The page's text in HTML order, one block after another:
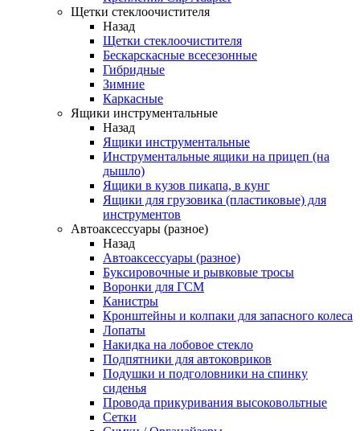
Щетки стеклоочистителя
Назад
Щетки стеклоочистителя
Бескарскасные всесезонные
Гибридные
Зимние
Каркасные
Ящики инструментальные
Назад
Ящики инструментальные
Инструментальные ящики на прицеп (на
дышло)
Ящики в кузов пикапа, в кунг
Ящики для грузовика (пластиковые) для
инструментов
Автоаксессуары (разное)
Назад
Автоаксессуары (разное)
Буксировочные и рывковые тросы
Воронки для ГСМ
Канистры
Кронштейны и колпаки для запасного колеса
Лопаты
Накидка на лобовое стекло
Подпятники для автоковриков
Подушки и подголовники на спинку
сиденья
Провода прикуривания высоковольтные
Сетки